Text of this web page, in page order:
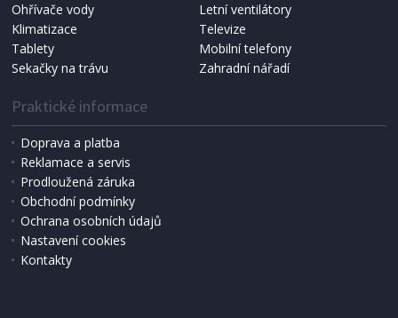
102 Kč
Ohřívače vody
Letní ventilátory
Klimatizace
Televize
Tablety
Mobilní telefony
Sekačky na trávu
Zahradní nářadí
Praktické informace
Doprava a platba
Reklamace a servis
Prodloužená záruka
Obchodní podmínky
Ochrana osobních údajů
Nastavení cookies
Kontakty